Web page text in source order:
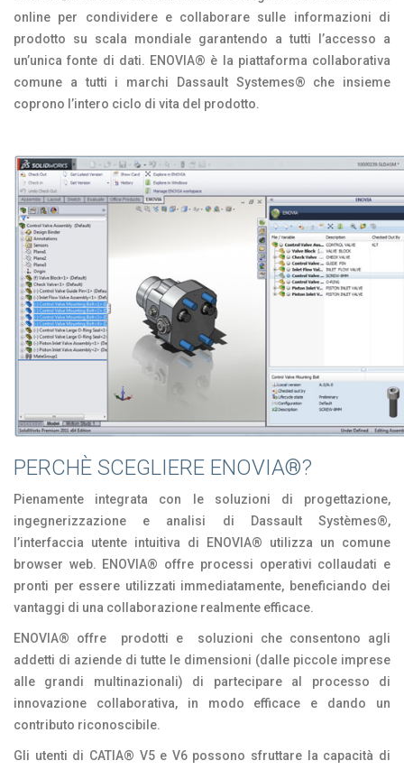
online per condividere e collaborare sulle informazioni di
prodotto su scala mondiale garantendo a tutti l’accesso a
un’unica fonte di dati. ENOVIA® è la piattaforma collaborativa
comune a tutti i marchi Dassault Systemes® che insieme
coprono l’intero ciclo di vita del prodotto.
PERCHÈ SCEGLIERE ENOVIA®?
Pienamente integrata con le soluzioni di progettazione,
ingegnerizzazione e analisi di Dassault Systèmes®,
l’interfaccia utente intuitiva di ENOVIA® utilizza un comune
browser web. ENOVIA® offre processi operativi collaudati e
pronti per essere utilizzati immediatamente, beneficiando dei
vantaggi di una collaborazione realmente efficace.
ENOVIA® offre prodotti e soluzioni che consentono agli
addetti di aziende di tutte le dimensioni (dalle piccole imprese
alle grandi multinazionali) di partecipare al processo di
innovazione collaborativa, in modo efficace e dando un
contributo riconoscibile.
Gli utenti di CATIA® V5 e V6 possono sfruttare la capacità di